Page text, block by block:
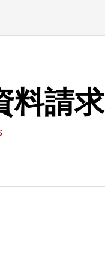
料請求